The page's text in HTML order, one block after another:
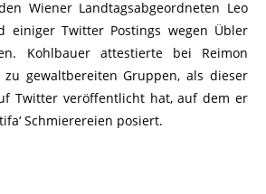
Wiener Landtagsabgeordneten Leo
einiger Twitter Postings wegen Übler
Kohlbauer attestierte bei Reimon
zu gewaltbereiten Gruppen, als dieser
Twitter veröffentlicht hat, auf dem er
Schmierereien posiert.